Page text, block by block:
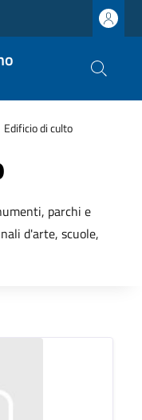
Edificio di culto
parchi e
d'arte, scuole,